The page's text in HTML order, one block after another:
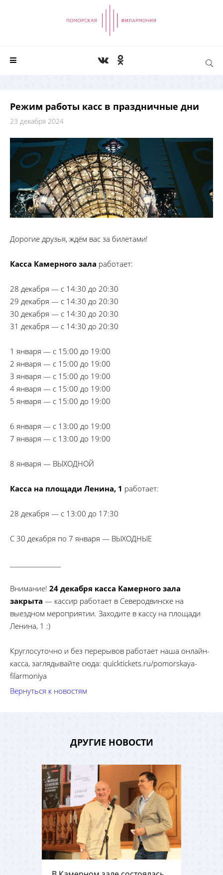
Режим работы касс в праздничные дни
23 декабря 2024
Дорогие друзья, ждём вас за билетами!
Касса Камерного зала работает:
28 декабря — с 14:30 до 20:30
29 декабря — с 14:30 до 20:30
30 декабря — с 14:30 до 20:30
31 декабря — с 14:30 до 20:30
1 января — с 15:00 до 19:00
2 января — с 15:00 до 19:00
3 января — с 15:00 до 19:00
4 января — с 15:00 до 19:00
5 января — с 15:00 до 19:00
6 января — с 13:00 до 19:00
7 января — с 13:00 до 19:00
8 января — ВЫХОДНОЙ
Касса на площади Ленина, 1 работает:
28 декабря — с 13:00 до 17:30
С 30 декабря по 7 января — ВЫХОДНЫЕ
Внимание! 24 декабря касса Камерного зала
закрыта — кассир работает в Северодвинске на
выездном мероприятии. Заходите в кассу на площади
Ленина, 1 :)
Круглосуточно и без перерывов работает наша онлайн-
касса, заглядывайте сюда: quicktickets.ru/pomorskaya-
filarmoniya
Вернуться к новостям
ДРУГИЕ НОВОСТИ